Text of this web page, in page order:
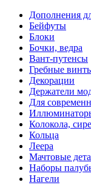
Дополнения
Бейфуты
Блоки
Бочки, ведра
Вант-путенсы
Гребные
Декорации
Держатели
Для
Колокола,
Кольца
Леера
Мачтовые
Наборы
Нагели